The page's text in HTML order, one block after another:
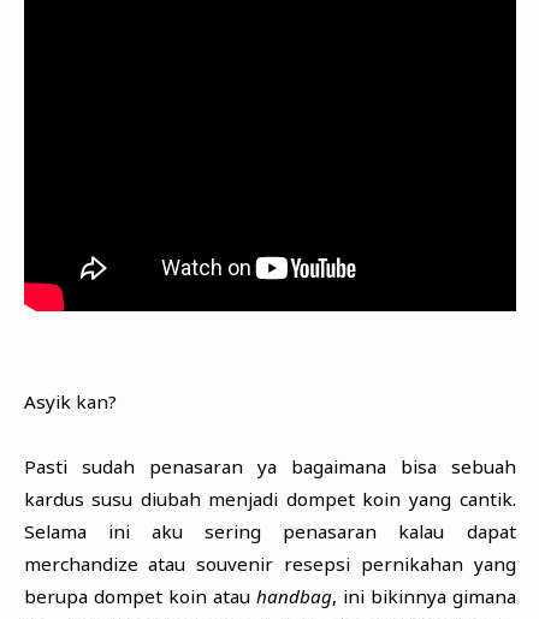
Asyik kan?
Pasti sudah penasaran ya bagaimana bisa sebuah
kardus susu diubah menjadi dompet koin yang cantik.
Selama ini aku sering penasaran kalau dapat
merchandize atau souvenir resepsi pernikahan yang
berupa dompet koin atau handbag, ini bikinnya gimana